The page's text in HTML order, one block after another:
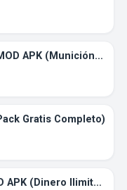
Bad 2 Bad: Apocalypse MOD APK (Munición Ilimitada)
Gratis Completo)
Bus Simulator 2023 MOD APK (Dinero Ilimitado)